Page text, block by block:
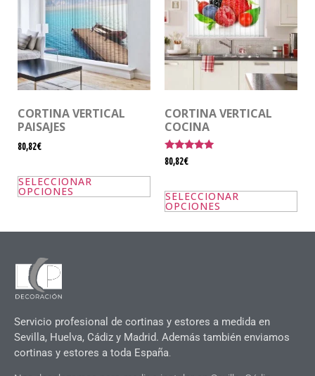
CORTINA VERTICAL
PAISAJES
80,82€
SELECCIONAR
OPCIONES
CORTINA VERTICAL
COCINA
Valorado
con
80,82€
SELECCIONAR
OPCIONES
Servicio profesional de cortinas y estores a medida en
Sevilla, Huelva, Cádiz y Madrid. Además también enviamos
cortinas y estores a toda España.